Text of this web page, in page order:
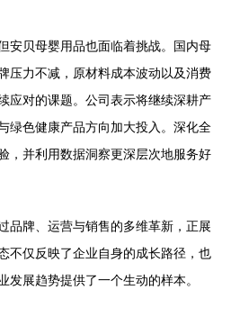
安贝母婴用品也面临着挑战。国内母
压力不减，原材料成本波动以及消费
应对的课题。公司表示将继续深耕产
绿色健康产品方向加大投入。深化全
，并利用数据洞察更深层次地服务好
品牌、运营与销售的多维革新，正展
不仅反映了企业自身的成长路径，也
发展趋势提供了一个生动的样本。